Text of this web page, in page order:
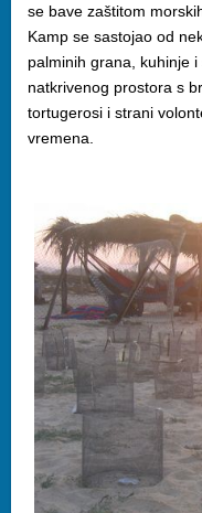
se bave zaštitom
Kamp se sastojao od
palminih grana, kuhinje
natkrivenog prostora s
tortugerosi i strani
vremena.